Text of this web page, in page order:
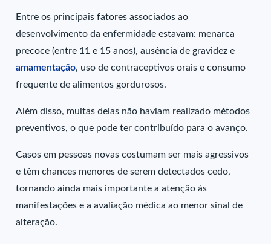
Entre os principais fatores associados ao
desenvolvimento da enfermidade estavam: menarca
precoce (entre 11 e 15 anos), ausência de gravidez e
amamentação, uso de contraceptivos orais e consumo
frequente de alimentos gordurosos.
Além disso, muitas delas não haviam realizado métodos
preventivos, o que pode ter contribuído para o avanço.
Casos em pessoas novas costumam ser mais agressivos
e têm chances menores de serem detectados cedo,
tornando ainda mais importante a atenção às
manifestações e a avaliação médica ao menor sinal de
alteração.